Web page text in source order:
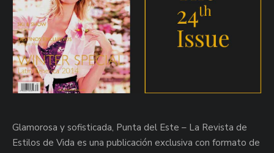
Glamorosa y sofisticada, Punta del Este – La Revista de
Estilos de Vida es una publicación exclusiva con formato de